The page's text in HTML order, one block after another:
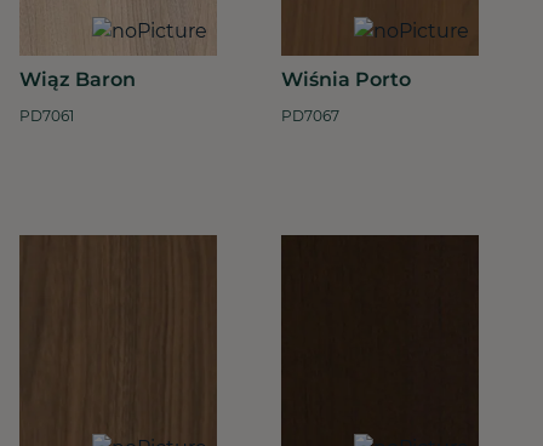
Wiąz Baron
PD7061
Wiśnia Porto
PD7067